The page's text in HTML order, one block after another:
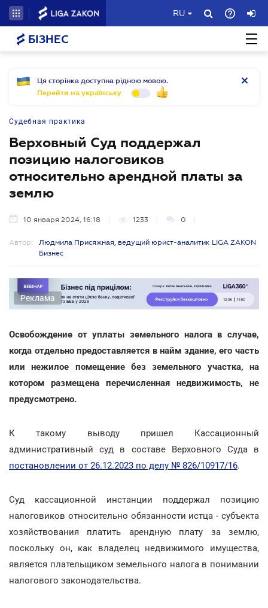
RU
БІЗНЕС
Ця сторінка доступна рідною мовою.
Перейти на українську
Судебная практика
Верховный Суд поддержал
позицию налоговиков
относительно арендной платы за
землю
10 января 2024, 16:18 1233 0
Автор:
Людмила Присяжная, ведущий юрист-аналитик LIGA ZAKON
Бизнес
Реклама
Освобождение от уплаты земельного налога в случае,
когда отдельно предоставляется в найм здание, его часть
или нежилое помещение без земельного участка, на
котором размещена перечисленная недвижимость, не
предусмотрено.
К такому выводу пришел Кассационный
административный суд в составе Верховного Суда в
постановлении от 26.12.2023 по делу № 826/10917/16.
Суд кассационной инстанции поддержал позицию
налоговиков относительно обязанности истца - субъекта
хозяйствования платить арендную плату за землю,
поскольку он, как владелец недвижимого имущества,
является плательщиком земельного налога в понимании
налогового законодательства.